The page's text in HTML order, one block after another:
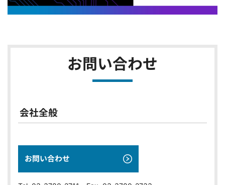
お問い合わせ
会社全般
お問い合わせ